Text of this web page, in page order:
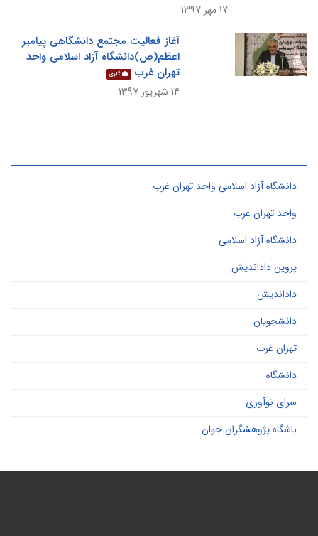
آغاز فعالیت مجتمع دانشگاهی پیامبر
اعظم(ص)دانشگاه آزاد اسلامی واحد
تهران غرب
گالری
دانشگاه آزاد اسلامی واحد تهران غرب
واحد تهران غرب
دانشگاه آزاد اسلامی
پروین داداندیش
داداندیش
دانشجویان
تهران غرب
دانشگاه
سرای نوآوری
باشگاه پژوهشگران جوان